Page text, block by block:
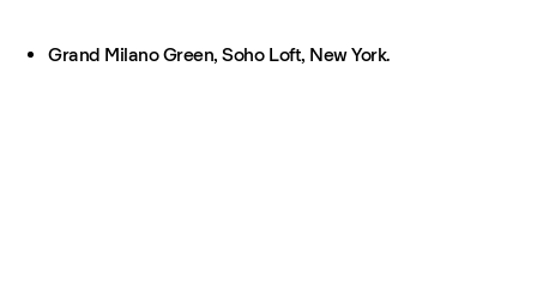
Grand Milano Green, Soho Loft, New York.